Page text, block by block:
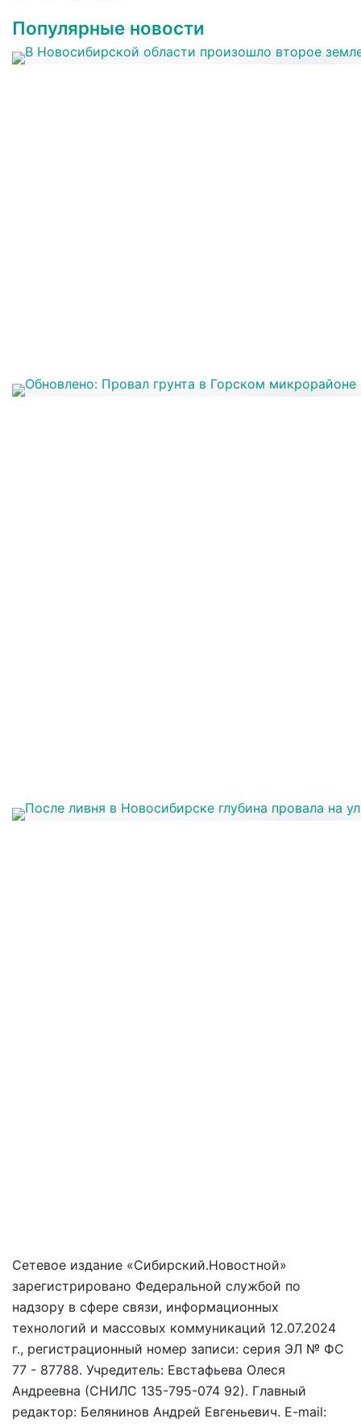
Популярные новости
Сетевое издание «Сибирский.Новостной»
зарегистрировано Федеральной службой по
надзору в сфере связи, информационных
технологий и массовых коммуникаций 12.07.2024
г., регистрационный номер записи: серия ЭЛ № ФС
77 - 87788. Учредитель: Евстафьева Олеся
Андреевна (СНИЛС 135-795-074 92). Главный
редактор: Белянинов Андрей Евгеньевич. E-mail: